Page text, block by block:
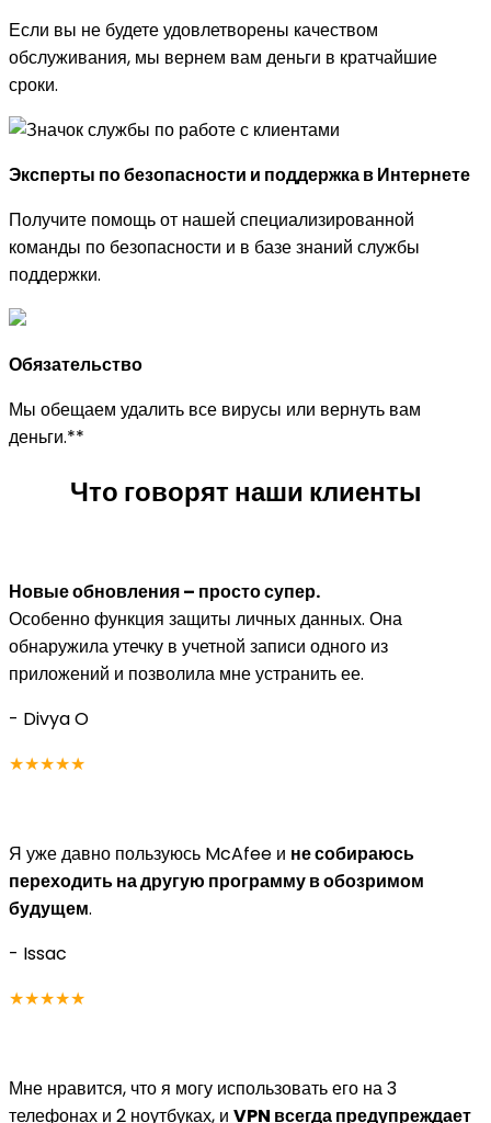
Если вы не будете удовлетворены качеством
обслуживания, мы вернем вам деньги в кратчайшие
сроки.
Эксперты по безопасности и поддержка в Интернете
Получите помощь от нашей специализированной
команды по безопасности и в базе знаний службы
поддержки.
Обязательство
Мы обещаем удалить все вирусы или вернуть вам
деньги.**
Что говорят наши клиенты
Новые обновления – просто супер.
Особенно функция защиты личных данных. Она
обнаружила утечку в учетной записи одного из
приложений и позволила мне устранить ее.
- Divya O
★★★★★
Я уже давно пользуюсь McAfee и не собираюсь
переходить на другую программу в обозримом
будущем.
- Issac
★★★★★
Мне нравится, что я могу использовать его на 3
телефонах и 2 ноутбуках, и VPN всегда предупреждает